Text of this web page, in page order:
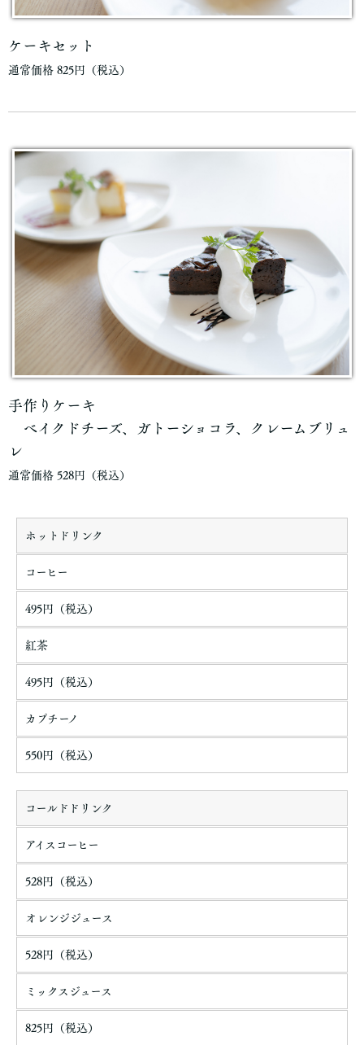
ケーキセット
通常価格 825円（税込）
手作りケーキ
ベイクドチーズ、ガトーショコラ、クレームブリュ
レ
通常価格 528円（税込）
ホットドリンク
コーヒー
495円（税込）
紅茶
495円（税込）
カプチーノ
550円（税込）
コールドドリンク
アイスコーヒー
528円（税込）
オレンジジュース
528円（税込）
ミックスジュース
825円（税込）